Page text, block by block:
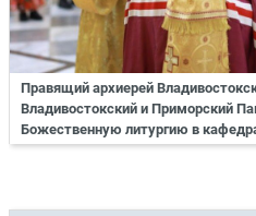
Правящий архиерей
Владивостокский и Приморский
Божественную литургию в